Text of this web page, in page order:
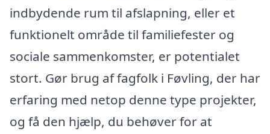
indbydende rum til afslapning, eller et
funktionelt område til familiefester og
sociale sammenkomster, er potentialet
stort. Gør brug af fagfolk i Føvling, der har
erfaring med netop denne type projekter,
og få den hjælp, du behøver for at